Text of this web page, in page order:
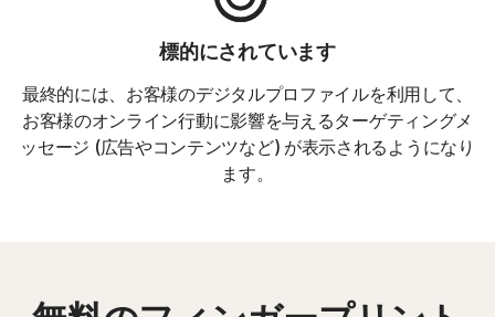
標的にされています
最終的には、お客様のデジタルプロファイルを利用して、
お客様のオンライン行動に影響を与えるターゲティングメ
ッセージ (広告やコンテンツなど) が表示されるようになり
ます。